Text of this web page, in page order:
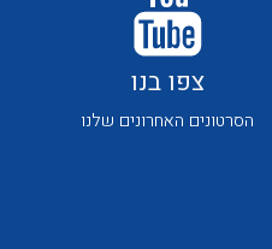
לכל מוצרי היצרן
צפו בנו
הסרטונים האחרונים שלנו